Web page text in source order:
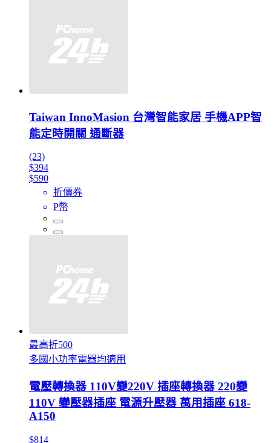
Taiwan InnoMasion 台灣智能家居 手機APP智
能定時開關 通斷器
(23)
$394
$590
折價券
P幣
最高折500
多國小功率電器均適用
電壓轉換器 110V變220V 插座轉換器 220變
110V 變壓器插座 電源升壓器 萬用插座 618-
A150
$814